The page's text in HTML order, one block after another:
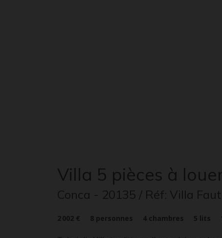
Villa 5 pièces à
Conca - 20135 / Réf: Villa
2 002 € 8 personnes 4 chambres 5 lits